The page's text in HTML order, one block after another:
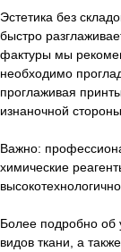
Эстетика без
быстро
фактуры мы
необходимо
проглаживая
изнаночной
Важно:
химические
Более подробно об
видов ткани, а